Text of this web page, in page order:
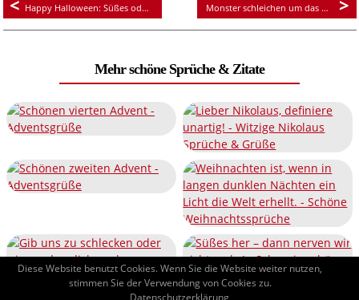
Happy Halloween: Süßes oder Saures Monster schleichen um das Haus drum rück schnell etwas Süßes raus!
Mehr schöne Sprüche & Zitate
Diese Website benutzt Cookies. Wenn Sie die Website weiter nutzen,
stimmen Sie der Verwendung von Cookies zu.
Datenschutzerklärung